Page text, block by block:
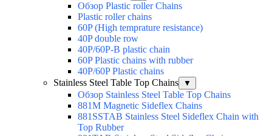
Обзор Plastic roller Chains
Plastic roller chains
60P (High temprature resistance)
40P double row
40P/60P-B plastic chain
60P Plastic chains with rubber
40P/60P Plastic chains
Stainless Steel Table Top Chains
▼
Обзор Stainless Steel Table Top Chains
881M Magnetic Sideflex Chains
881SSTAB Stainless Steel Sideflex Chain with
Top Rubber